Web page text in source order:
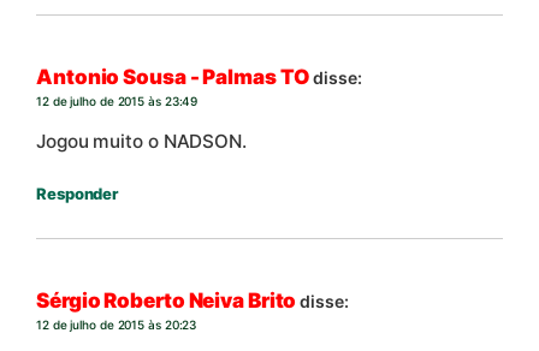
Antonio Sousa - Palmas TO disse:
12 de julho de 2015 às 23:49
Jogou muito o NADSON.
Responder
Sérgio Roberto Neiva Brito disse:
12 de julho de 2015 às 20:23